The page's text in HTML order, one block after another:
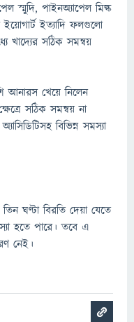
স্মুদি, পাইনঅ্যাপেল মিল্ক
ইত্যাদি ফলগুলো
সঠিক সমন্বয়
আনারস খেয়ে নিলেন
সঠিক সমন্বয় না
বিভিন্ন সমস্যা
ঘণ্টা বিরতি দেয়া যেতে
হতে পারে। তবে এ
নেই।